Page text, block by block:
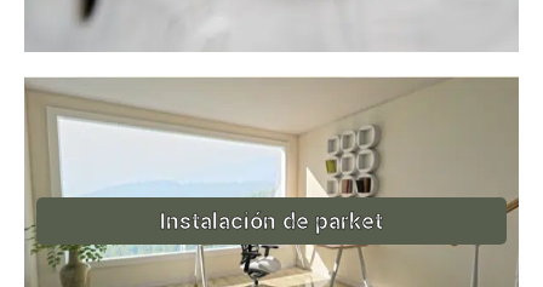
Instalación de parket